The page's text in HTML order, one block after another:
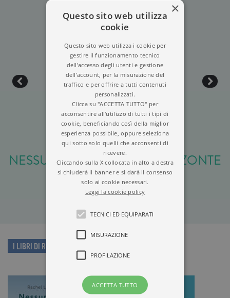
NESSUNA NUVOLA ALL’ORIZZONTE
I LIBRI DI RACHEL LYNN SOLOMON
×
Questo sito web utilizza
cookie
Questo sito web utilizza i cookie per
gestire il funzionamento tecnico
dell'accesso degli utenti e gestione
dell'account, per la misurazione del
traffico e per offrire a tutti contenuti
personalizzati.
Clicca su "ACCETTA TUTTO" per
acconsentire all'utilizzo di tutti i tipi di
cookie, beneficiando così della miglior
esperienza possibile, oppure seleziona
qui sotto solo quelli che acconsenti di
ricevere.
Cliccando sulla X collocata in alto a destra
si chiuderà il banner e si darà il consenso
solo ai cookie necessari.
Leggi la cookie policy
TECNICI ED EQUIPARATI
MISURAZIONE
PROFILAZIONE
ACCETTA TUTTO